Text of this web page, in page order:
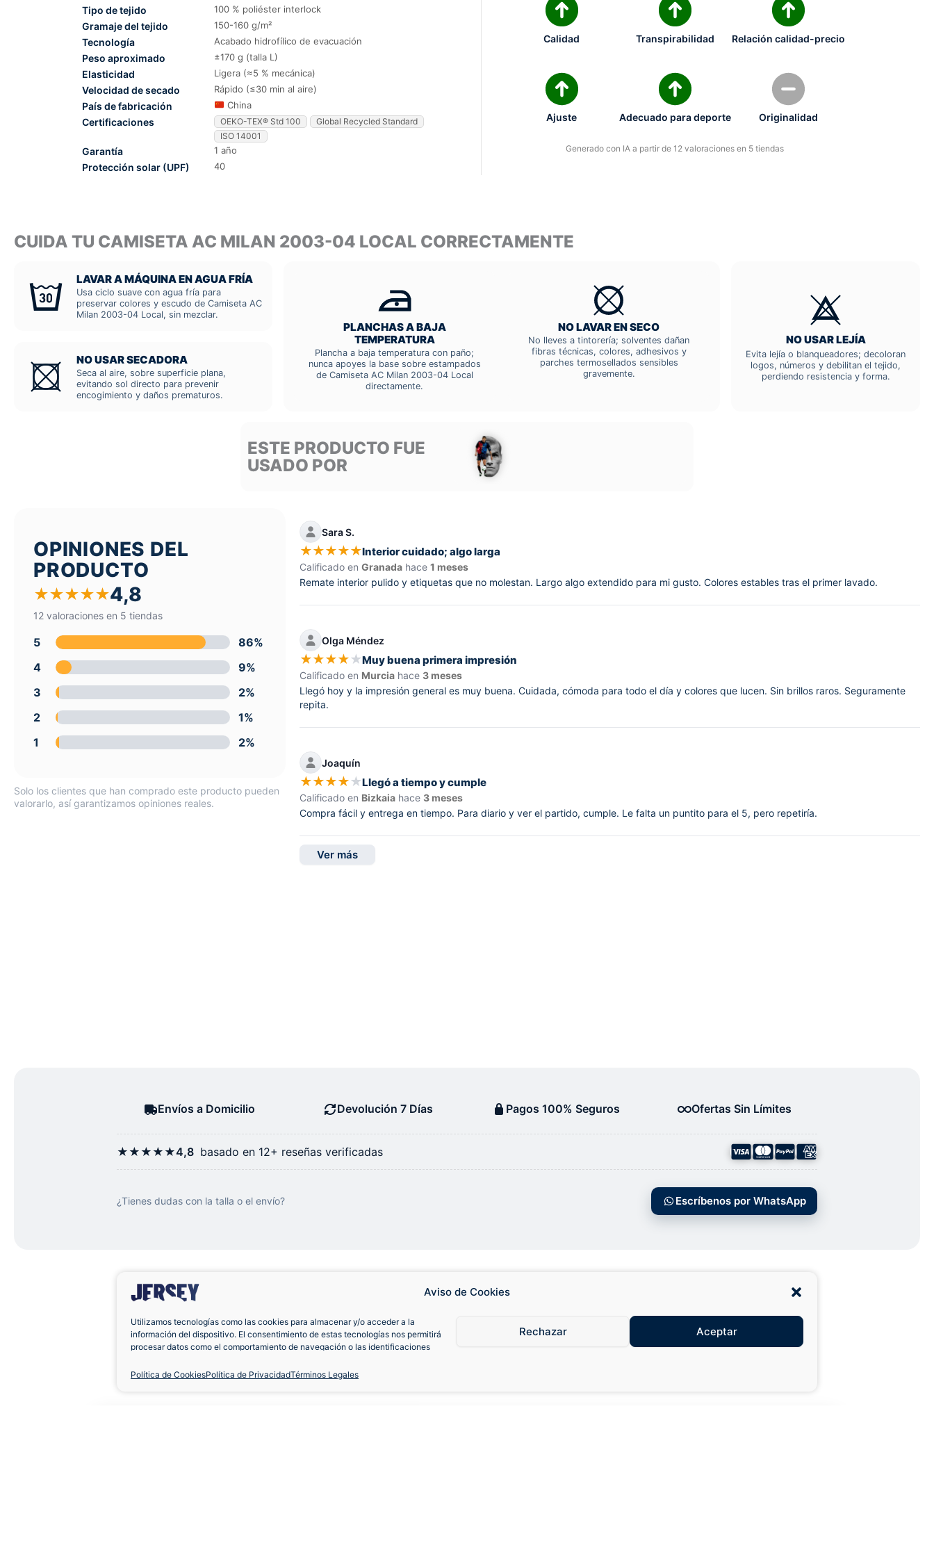
Aviso de Cookies
Utilizamos tecnologías como las cookies para almacenar y/o acceder a la
información del dispositivo. El consentimiento de estas tecnologías nos permitirá
procesar datos como el comportamiento de navegación o las identificaciones
negativamente a ciertas características y funciones.
Aceptar
Rechazar
Política de CookiesPolítica de PrivacidadTérminos Legales
Tipo de tejido 100 % poliéster interlock
Gramaje del tejido 150-160 g/m²
Tecnología Acabado hidrofílico de evacuación
Peso aproximado ±170 g (talla L)
Elasticidad Ligera (≈5 % mecánica)
Velocidad de secado Rápido (≤30 min al aire)
País de fabricación China
Certificaciones OEKO-TEX® Std 100
Global Recycled Standard
ISO 14001
Garantía 1 año
Protección solar (UPF) 40
Calidad Transpirabilidad Relación calidad-precio
Ajuste Adecuado para deporte Originalidad
Generado con IA a partir de 12 valoraciones en 5 tiendas
CUIDA TU CAMISETA AC MILAN 2003-04 LOCAL CORRECTAMENTE
LAVAR A MÁQUINA EN AGUA FRÍA
Usa ciclo suave con agua fría para
preservar colores y escudo de Camiseta AC
Milan 2003-04 Local, sin mezclar.
NO USAR SECADORA
Seca al aire, sobre superficie plana,
evitando sol directo para prevenir
encogimiento y daños prematuros.
PLANCHAS A BAJA
TEMPERATURA
Plancha a baja temperatura con paño;
nunca apoyes la base sobre estampados
de Camiseta AC Milan 2003-04 Local
directamente.
NO LAVAR EN SECO
No lleves a tintorería; solventes dañan
fibras técnicas, colores, adhesivos y
parches termosellados sensibles
gravemente.
NO USAR LEJÍA
Evita lejía o blanqueadores; decoloran
logos, números y debilitan el tejido,
perdiendo resistencia y forma.
ESTE PRODUCTO FUE
USADO POR
OPINIONES DEL
PRODUCTO
★★★★★4,8
12 valoraciones en 5 tiendas
5
86%
4
9%
3
2%
2
1%
1
2%
Solo los clientes que han comprado este producto pueden
valorarlo, así garantizamos opiniones reales.
Sara S.
★★★★★Interior cuidado; algo larga
Calificado enGranada hace1 meses
Remate interior pulido y etiquetas que no molestan. Largo algo extendido para mi gusto. Colores estables tras el primer lavado.
Olga Méndez
★★★★★Muy buena primera impresión
Calificado en Murcia hace 3 meses
Llegó hoy y la impresión general es muy buena. Cuidada, cómoda para todo el día y colores que lucen. Sin brillos raros. Seguramente
repita.
Joaquín
★★★★★Llegó a tiempo y cumple
Calificado en Bizkaia hace 3 meses
Compra fácil y entrega en tiempo. Para diario y ver el partido, cumple. Le falta un puntito para el 5, pero repetiría.
Ver más
Envíos a Domicilio Devolución 7 Días Pagos 100% Seguros Ofertas Sin Límites
★★★★★4,8 basado en 12+ reseñas verificadas
¿Tienes dudas con la talla o el envío? Escríbenos por WhatsApp